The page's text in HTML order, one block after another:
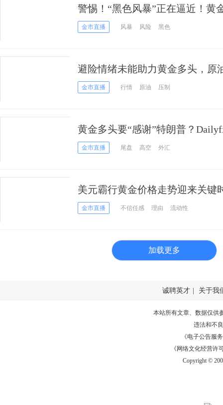
警惕！“黑色风暴”正在逼近！黄
险金市直播 风暴 风险 黑色
避险情绪未能助力黄金多头，原
金市直播 行情 原油 压制
黄金多头要“感谢”特朗普？
金市直播 尾盘 高空 外汇
美元霸行黄金价格走势迎来关键
为何投资黄金！
金市直播 不信任感 理由 流动性
加载更多
诚聘英才 关于我
本站所有文章、数据仅供
违法和不
《电子公告服务
《网络文化经营许
Copyright ©